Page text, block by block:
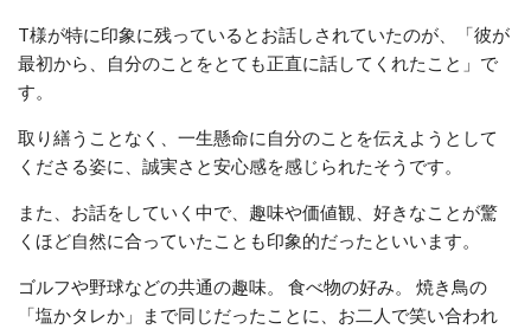
T様が特に印象に残っているとお話しされていたのが、「彼が
最初から、自分のことをとても正直に話してくれたこと」で
す。
取り繕うことなく、一生懸命に自分のことを伝えようとして
くださる姿に、誠実さと安心感を感じられたそうです。
また、お話をしていく中で、趣味や価値観、好きなことが驚
くほど自然に合っていたことも印象的だったといいます。
ゴルフや野球などの共通の趣味。 食べ物の好み。 焼き鳥の
「塩かタレか」まで同じだったことに、お二人で笑い合われ